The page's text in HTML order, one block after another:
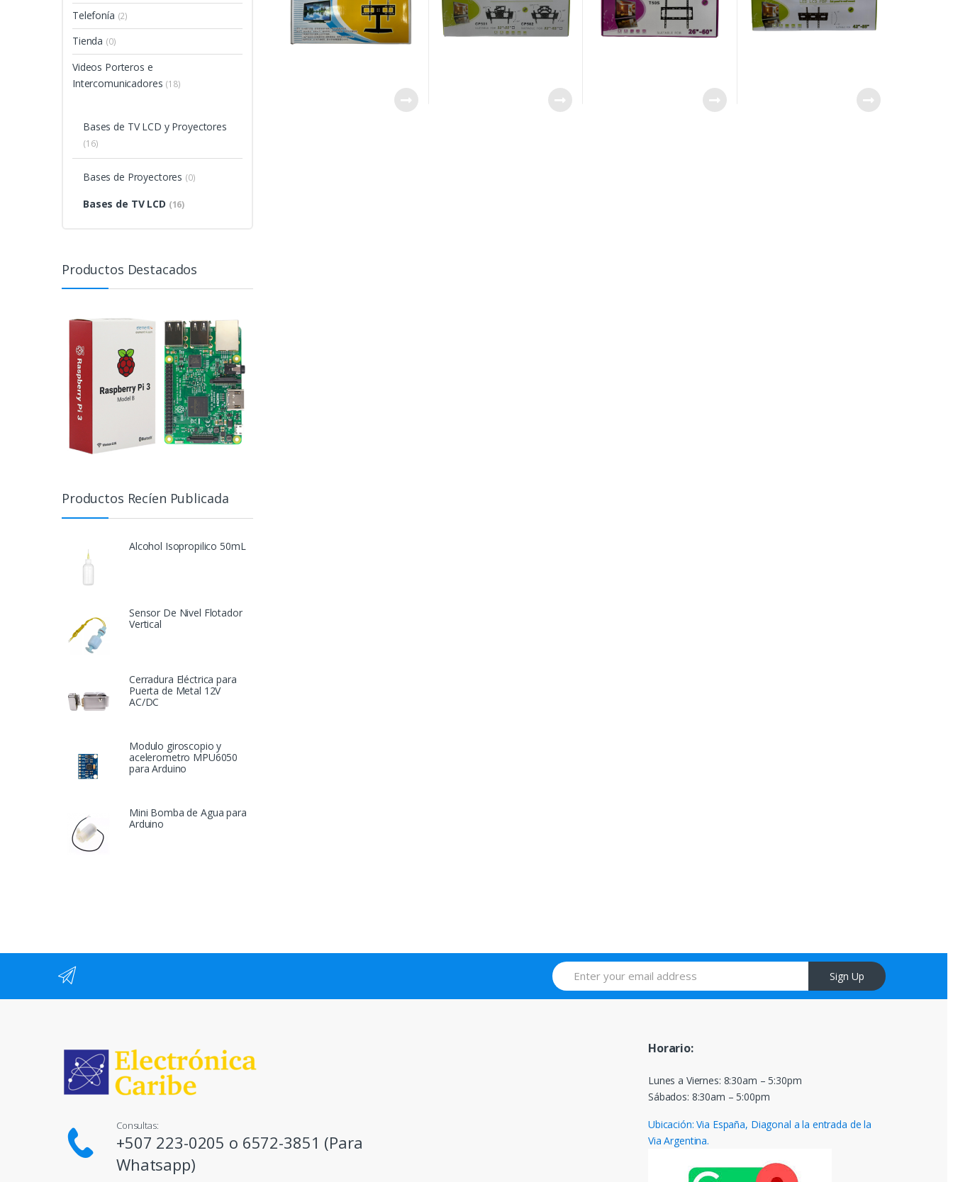
Telefonía (2)
Tienda (0)
Videos Porteros e
Intercomunicadores (18)
Bases de TV LCD y Proyectores
(16)
Bases de Proyectores (0)
Bases de TV LCD (16)
Productos Destacados
Productos Recíen Publicada
Alcohol Isopropilico 50mL
Sensor De Nivel Flotador
Vertical
Cerradura Eléctrica para
Puerta de Metal 12V
AC/DC
Modulo giroscopio y
acelerometro MPU6050
para Arduino
Mini Bomba de Agua para
Arduino
Sign Up
Consultas:
+507 223-0205 o 6572-3851 (Para
Whatsapp)
Horario:
Lunes a Viernes: 8:30am – 5:30pm
Sábados: 8:30am – 5:00pm
Ubicación: Via España, Diagonal a la entrada de la
Via Argentina.